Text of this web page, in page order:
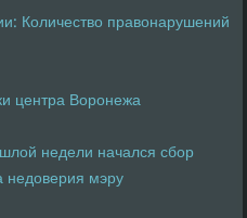
Количество правонарушений
центра Воронежа
недели начался сбор
недоверия мэру